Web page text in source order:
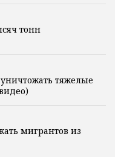
тонн
тяжелые
мигрантов из